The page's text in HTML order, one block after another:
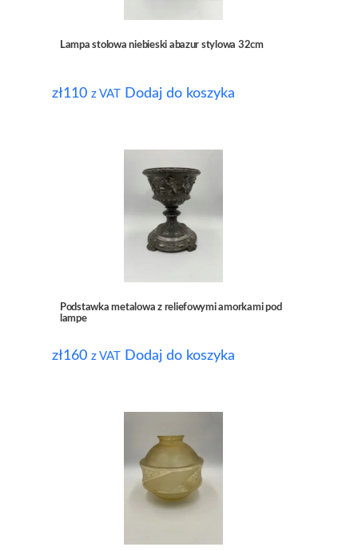
Lampa stolowa niebieski abazur stylowa 32cm
zł110 z VAT Dodaj do koszyka
Podstawka metalowa z reliefowymi amorkami pod
lampe
zł160 z VAT Dodaj do koszyka